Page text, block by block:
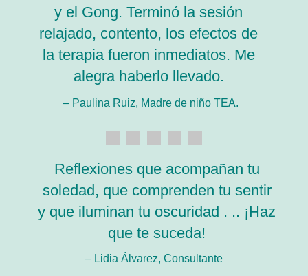
y el Gong. Terminó la sesión
relajado, contento, los efectos de
la terapia fueron inmediatos. Me
alegra haberlo llevado.
– Paulina Ruiz, Madre de niño TEA.
Reflexiones que acompañan tu
soledad, que comprenden tu sentir
y que iluminan tu oscuridad . .. ¡Haz
que te suceda!
– Lidia Álvarez, Consultante